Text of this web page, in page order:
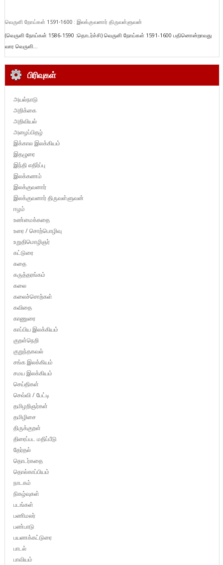
வெருளி நோய்கள் 1591-1600 : இலக்குவனார் திருவள்ளுவன்
(வெருளி நோய்கள் 1586-1590 :தொடர்ச்சி) வெருளி நோய்கள் 1591-1600 பதினொன்றாவது
வார வெருளி...
பிரிவுகள்
அயல்நாடு
அறிக்கை
அறிவியல்
அழைப்பிதழ்
இக்கால இலக்கியம்
இதழுரை
இந்தி எதிர்ப்பு
இலக்கணம்
இலக்குவனார்
இலக்குவனார் திருவள்ளுவன்
ஈழம்
உண்மைக்கதை
உரை / சொற்பொழிவு
உறுதிமொழிஞர்
கட்டுரை
கதை
கருத்தரங்கம்
கலை
கலைச்சொற்கள்
கவிதை
காணுரை
காப்பிய இலக்கியம்
குறள்நெறி
குறுந்தகவல்
சங்க இலக்கியம்
சமய இலக்கியம்
செய்திகள்
செவ்வி / பேட்டி
தமிழறிஞர்கள்
தமிழிசை
திருக்குறள்
திரைப்பட மதிப்பீடு
தேர்தல்
தொடர்கதை
தொல்காப்பியம்
நாடகம்
நிகழ்வுகள்
படங்கள்
பணிமலர்
பண்பாடு
பயணக்கட்டுரை
பாடல்
பாவியம்